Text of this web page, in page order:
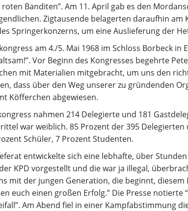
Banditen”. Am 11. April gab es den
Zigtausende belagerten daraufhin am
Springerkonzerns, um eine Auslieferung der
am 4./5. Mai 1968 im Schloss Borbeck
Vor Beginn des Kongresses begehrte
mit Materialien mitgebracht, um uns den
dass über den Weg unserer zu gründenden
Köfferchen abgewiesen.
nahmen 214 Delegierte und 181
war weiblich. 85 Prozent der 395
Schüler, 7 Prozent Studenten.
entwickelte sich eine lebhafte, über
KPD vorgestellt und die war ja illegal,
mit der jungen Generation, die beginnt, diesem
euch einen großen Erfolg.” Die Presse
Am Abend fiel in einer Kampfabstimmung